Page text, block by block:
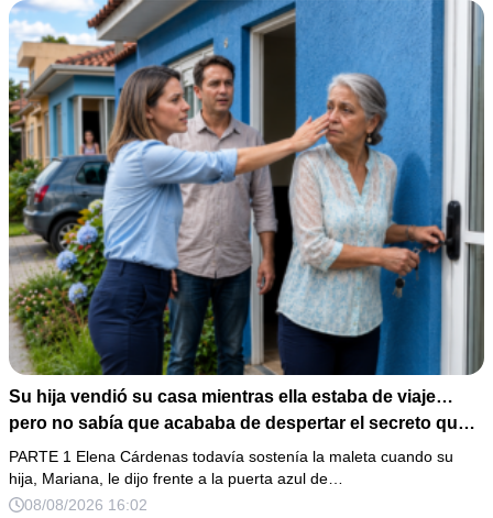
Su hija vendió su casa mientras ella estaba de viaje…
pero no sabía que acababa de despertar el secreto que
su padre dejó antes de morir
PARTE 1 Elena Cárdenas todavía sostenía la maleta cuando su
hija, Mariana, le dijo frente a la puerta azul de…
08/08/2026 16:02